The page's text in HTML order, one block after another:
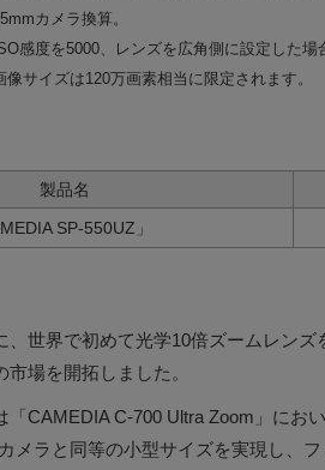
カメラ換算。
感度を5000、レンズを広角側に設定した
像サイズは120万画素相当に限定されます。
製品名
SP-550UZ」
、世界で初めて光学10倍ズームレン
市場を開拓しました。
「CAMEDIA C-700 Ultra Zoom」にお
メラと同等の小型サイズを実現し、